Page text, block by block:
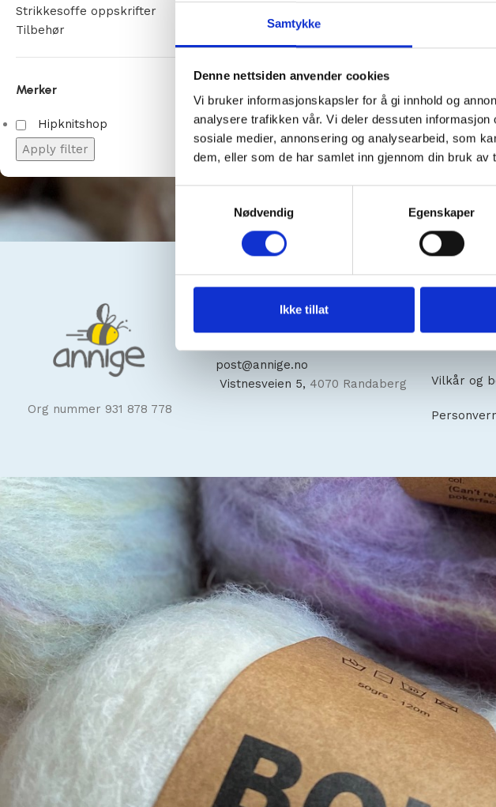
Samtykke
Denne nettsiden anvender cookies
Vi bruker informasjonskapsler for å gi innhold og
analysere trafikken vår. Vi deler dessuten
sosiale medier, annonsering og analysearbeid, som
dem, eller som de har samlet inn gjennom din bruk av
Nødvendig
Egenskaper
Ikke tillat
Strikkesoffe oppskrifter
Tilbehør
Merker
Hipknitshop
Apply filter
Frakr237,00
Org nummer 931 878 778
Kontakt oss
post@annige.no
Vistnesveien 5, 4070 Randaberg Vilkår og
Built byAmendo Group AS 2023
English (